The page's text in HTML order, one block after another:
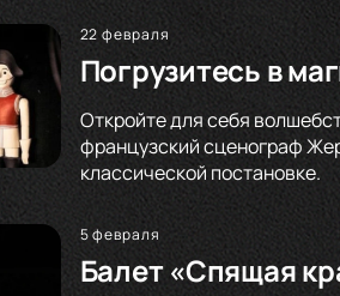
22 февраля
Погрузитесь в
Откройте для себя
французский сценограф
классической постановке.
5 февраля
Балет «Спящая